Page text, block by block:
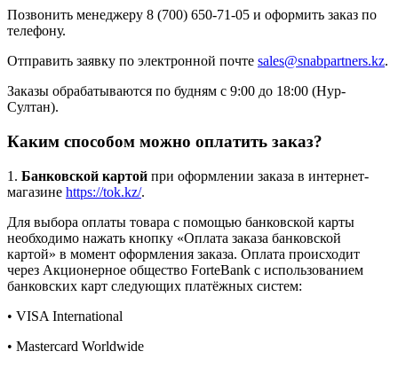
Позвонить менеджеру 8 (700) 650-71-05 и оформить заказ по
телефону.
Отправить заявку по электронной почте sales@snabpartners.kz.
Заказы обрабатываются по будням с 9:00 до 18:00 (Нур-
Султан).
Каким способом можно оплатить заказ?
1. Банковской картой при оформлении заказа в интернет-
магазине https://tok.kz/.
Для выбора оплаты товара с помощью банковской карты
необходимо нажать кнопку «Оплата заказа банковской
картой» в момент оформления заказа. Оплата происходит
через Акционерное общество ForteBank с использованием
банковских карт следующих платёжных систем:
• VISA International
• Mastercard Worldwide